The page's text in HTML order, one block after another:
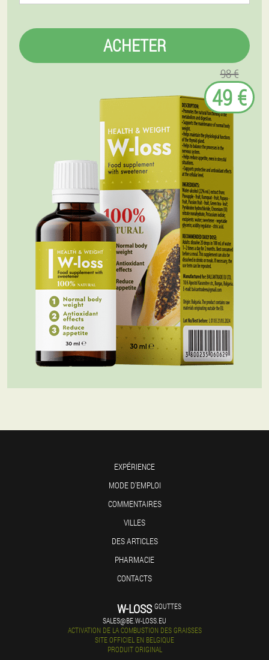
ACHETER
98 €
49 €
EXPÉRIENCE
MODE D'EMPLOI
COMMENTAIRES
VILLES
DES ARTICLES
PHARMACIE
CONTACTS
W-LOSS GOUTTES
SALES@BE.W-LOSS.EU
ACTIVATION DE LA COMBUSTION DES GRAISSES
SITE OFFICIEL EN BELGIQUE
PRODUIT ORIGINAL